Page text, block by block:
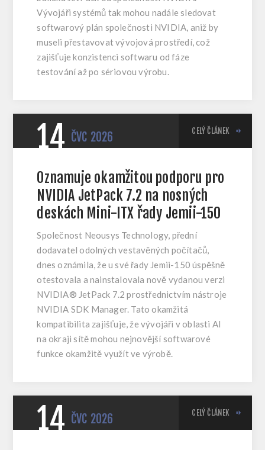
Vývojáři systémů tak mohou nadále sledovat
softwarový plán společnosti NVIDIA, aniž by
museli přestavovat vývojová prostředí, což
zajišťuje konzistenci softwaru od fáze
testování až po sériovou výrobu.
14 ČVC 2026 CELÝ ČLÁNEK
Oznamuje okamžitou podporu pro
NVIDIA JetPack 7.2 na nosných
deskách Mini-ITX řady Jemii-150
Společnost Neousys Technology, přední
dodavatel odolných vestavěných počítačů,
dnes oznámila, že u své řady Jemii-150 úspěšně
otestovala a nainstalovala nově vydanou verzi
NVIDIA® JetPack 7.2 prostřednictvím nástroje
NVIDIA SDK Manager. Tato okamžitá
kompatibilita zajišťuje, že vývojáři v oblasti AI
na okraji sítě mohou nejnovější softwarové
funkce okamžitě využít ve výrobě.
14 ČVC 2026 CELÝ ČLÁNEK